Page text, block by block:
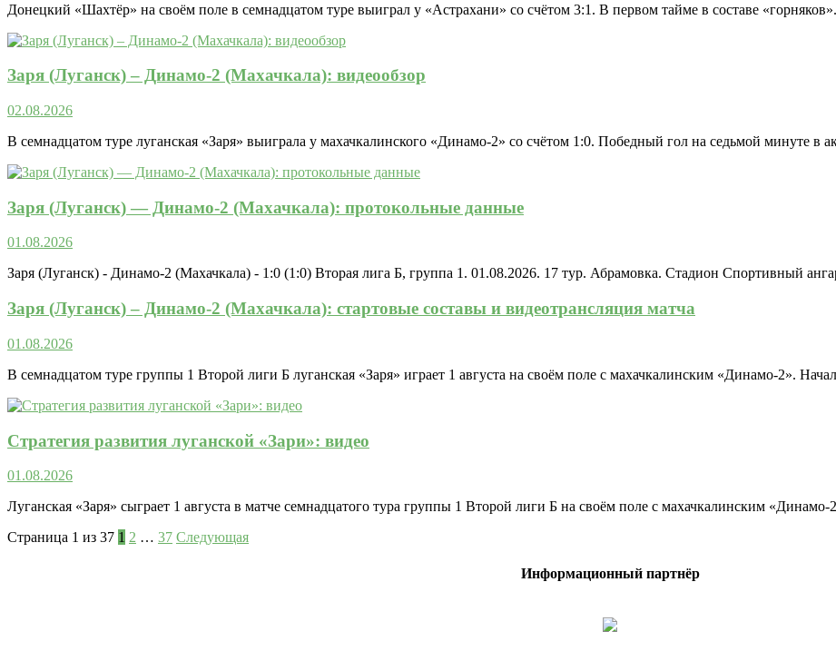
Донецкий «Шахтёр» на своём поле в семнадцатом туре выиграл у «Астрахани» со счётом 3:1. В первом тайме в составе
Заря (Луганск) – Динамо-2 (Махачкала): видеообзор
02.08.2026
В семнадцатом туре луганская «Заря» выиграла у махачкалинского «Динамо-2» со счётом 1:0. Победный гол на седьмой минуте в
Заря (Луганск) — Динамо-2 (Махачкала): протокольные данные
01.08.2026
Заря (Луганск) - Динамо-2 (Махачкала) - 1:0 (1:0) Вторая лига Б, группа 1. 01.08.2026. 17 тур. Абрамовка. Стадион Спортивный
Заря (Луганск) – Динамо-2 (Махачкала): стартовые составы и видеотрансляция матча
01.08.2026
В семнадцатом туре группы 1 Второй лиги Б луганская «Заря» играет 1 августа на своём поле с махачкалинским «Динамо-2».
Стратегия развития луганской «Зари»: видео
01.08.2026
Луганская «Заря» сыграет 1 августа в матче семнадцатого тура группы 1 Второй лиги Б на своём поле с махачкалинским «Динамо-
Страница 1 из 37 1 2 … 37 Следующая
Информационный партнёр